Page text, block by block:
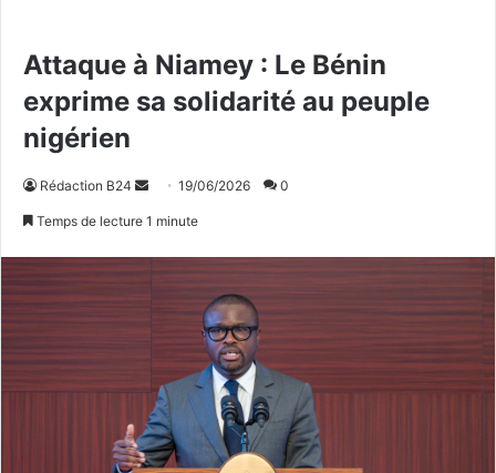
Attaque à Niamey : Le Bénin
exprime sa solidarité au peuple
nigérien
Rédaction B24
u
n
c
o
19/06/2026 0
Temps de lecture 1 minute